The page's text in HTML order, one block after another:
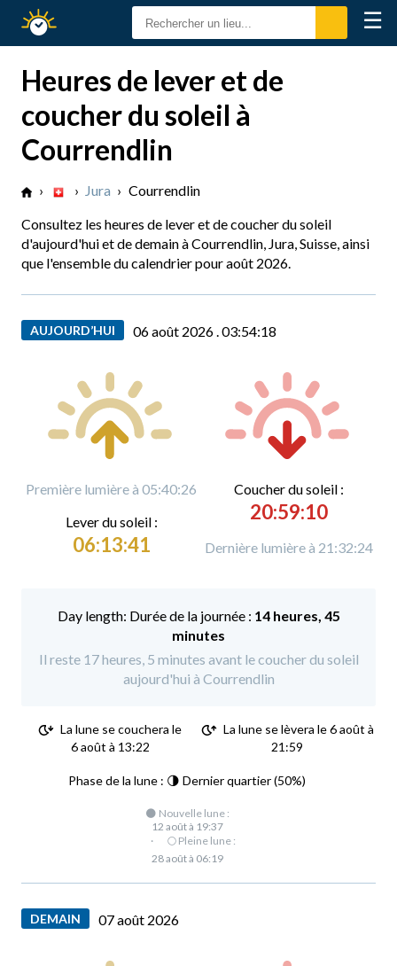
Calendrier
Solaire
☰
Heures de lever et de
coucher du soleil à
Courrendlin
› › Jura › Courrendlin
Consultez les heures de lever et de coucher du soleil
d'aujourd'hui et de demain à Courrendlin, Jura, Suisse, ainsi
que l'ensemble du calendrier pour août 2026.
AUJOURD’HUI 06 août 2026 .03:54:19
Première lumière à 05:40:26
Lever du soleil :
06:13:41
Coucher du soleil :
20:59:10
Dernière lumière à 21:32:24
Durée de la journée : 14 heures, 45
minutes
Il reste 17 heures, 5 minutes avant le coucher du soleil
aujourd'hui à Courrendlin
La lune se couchera le
6 août à 13:22
La lune se lèvera le 6 août à
21:59
Phase de la lune : 🌗 Dernier quartier (50%)
🌑 Nouvelle lune :
12 août à 19:37
·
🌕 Pleine lune :
28 août à 06:19
DEMAIN 07 août 2026